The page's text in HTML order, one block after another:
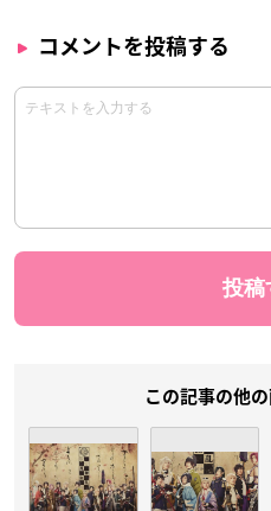
コメントを投稿する
この記事の他の